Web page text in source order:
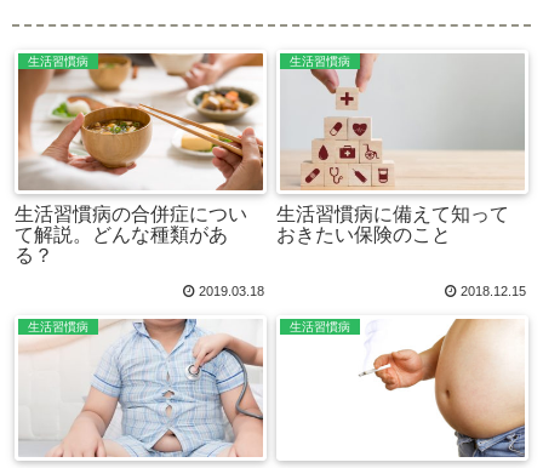
生活習慣病
生活習慣病の合併症につい
て解説。どんな種類があ
る？
2019.03.18
生活習慣病
生活習慣病に備えて知って
おきたい保険のこと
2018.12.15
生活習慣病 生活習慣病